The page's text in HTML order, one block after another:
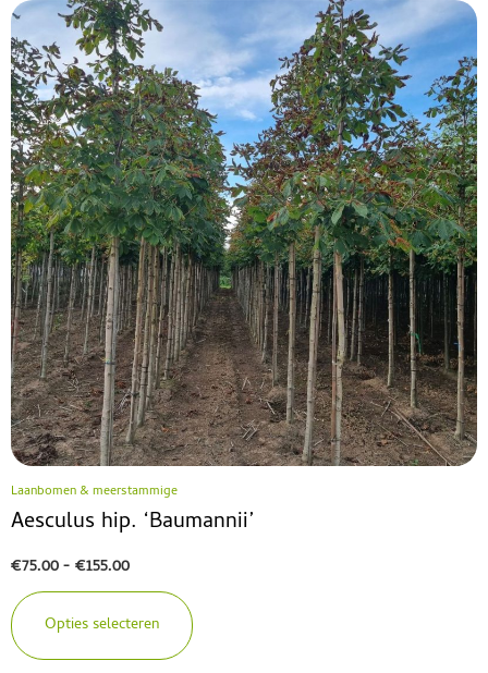
Laanbomen & meerstammige
Aesculus hip. ‘Baumannii’
€75.00-€155.00
Opties selecteren